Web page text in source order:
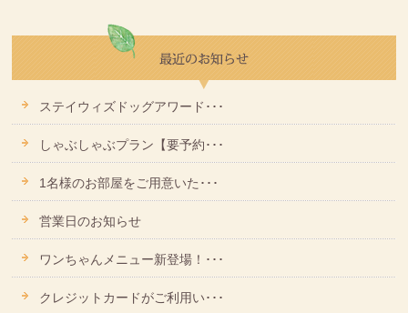
ステイウィズドッグアワード･･･
しゃぶしゃぶプラン【要予約･･･
1名様のお部屋をご用意いた･･･
営業日のお知らせ
ワンちゃんメニュー新登場！･･･
クレジットカードがご利用い･･･